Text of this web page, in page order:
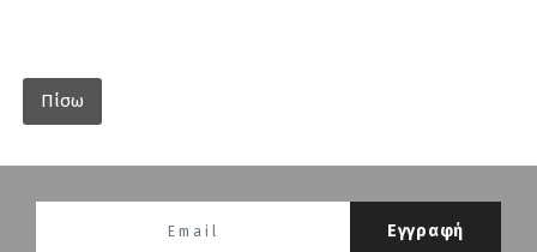
Πίσω
Εγγραφή